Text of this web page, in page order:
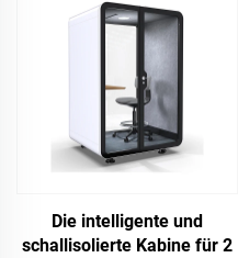
Die intelligente und
schallisolierte Kabine für 2